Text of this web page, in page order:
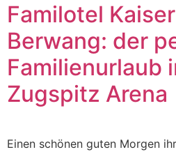
Familotel
Berwang: der
Familienurlaub
Zugspitz Arena
Einen schönen guten Morgen